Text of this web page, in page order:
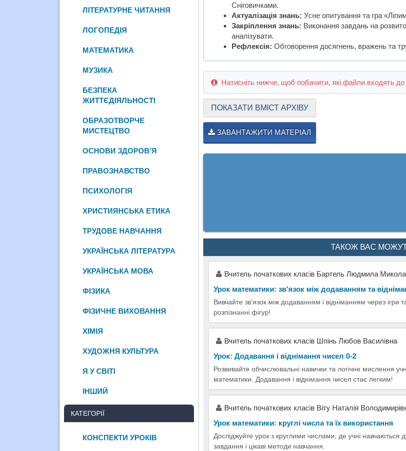
Сніговичками.
Актуалізація знань: Усне опитування та гра
Закріплення знань: Виконання завдань на
аналізувати.
Рефлексія: Обговорення досягнень, вражень та
Натисніть нижче, щоб побачити, які файли входять до
ПОКАЗАТИ ВМІСТ АРХІВУ
ЗАВАНТАЖИТИ МАТЕРІАЛ
ТАКОЖ ВАС
Вчитель початкових класів Бартель Людмила
Урок математики: зв'язок між додаванням та
Вивчайте зв'язок між додаванням і відніманням через ігри
розпізнанні фігур!
Вчитель початкових класів Шпінь Любов Василівна
Урок: Додавання і віднімання чисел 0-2
Розвивайте обчислювальні навички та логічне мислення
математики. Додавання і віднімання чисел стає легким!
Вчитель початкових класів Віту Наталія
Урок математики: круглі числа та їх використання
Досліджуйте урок з круглими числами, де учні навчаються
завдання і цікаві методи навчання.
ЛІТЕРАТУРНЕ ЧИТАННЯ
ЛОГОПЕДІЯ
МАТЕМАТИКА
МУЗИКА
БЕЗПЕКА
ЖИТТЄДІЯЛЬНОСТІ
ОБРАЗОТВОРЧЕ
МИСТЕЦТВО
ОСНОВИ ЗДОРОВ’Я
ПРАВОЗНАВСТВО
ПСИХОЛОГІЯ
ХРИСТИЯНСЬКА ЕТИКА
ТРУДОВЕ НАВЧАННЯ
УКРАЇНСЬКА ЛІТЕРАТУРА
УКРАЇНСЬКА МОВА
ФІЗИКА
ФІЗИЧНЕ ВИХОВАННЯ
ХІМІЯ
ХУДОЖНЯ КУЛЬТУРА
Я У СВІТІ
ІНШИЙ
КАТЕГОРІЇ
КОНСПЕКТИ УРОКІВ